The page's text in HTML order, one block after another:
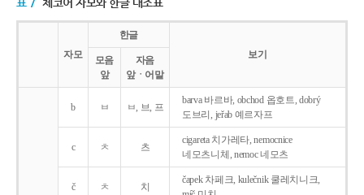
자모
한글
보기
모음
앞
자음
앞ㆍ어말
b ㅂ ㅂ, 브, 프
barva 바르바, obchod 옵호트, dobrý
도브리, jeřab 예르자프
c ㅊ 츠
cigareta 치가레타, nemocnice
네모츠니체, nemoc 네모츠
č ㅊ 치
čapek 차페크, kulečnik 쿨레치니크,